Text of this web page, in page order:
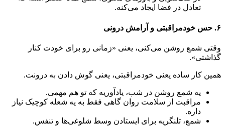
تعادل در فضا ایجاد می‌کنه.
۶. حس خودمراقبتی و آرامش درونی
وقتی شمع روشن می‌کنی، یعنی «زمانی رو برای خودت کنار
گذاشتی».
همین کار ساده یعنی خودمراقبتی، یعنی گوش دادن به درونت.
یه شمع روشن در شب، یادآوریه که تو هم مهمی.
مراقبت از سلامت روان گاهی فقط به یه شعله‌ کوچیک نیاز
داره.
شمع، تلنگریه برای ایستادن وسط شلوغی‌ها و تنفس.